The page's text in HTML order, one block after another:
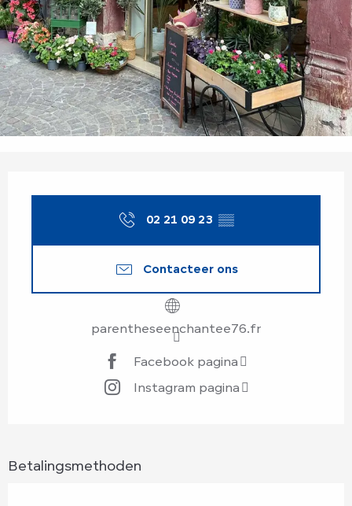
02 21 09 23 ▒▒
Contacteer ons
parentheseenchantee76.fr
Facebook pagina
Instagram pagina
Betalingsmethoden